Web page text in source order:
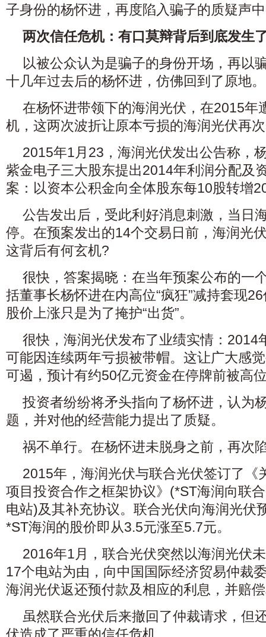
子身份的杨怀进，再度陷入骗子的质疑声
两次信任危机：有口莫辩背后到底发生
以被公众认为是骗子的身份开场，再以
十几年过去后的杨怀进，仿佛回到了原地。
在杨怀进带领下的海润光伏，在2015年
机，这两次波折让原本亏损的海润光伏再
2015年1月23，海润光伏发出公告称，
紫金电子三大股东提出2014年利润分配及
案：以资本公积金向全体股东每10股转增
公告发出后，受此利好消息刺激，当日
停。在预案发出的14个交易日前，海润光
这背后有何玄机?
很快，答案揭晓：在当年预案公布的一
括董事长杨怀进在内高位“疯狂”减持套现
股价上涨只是为了掩护“出货”。
很快，海润光伏发布了业绩实情：2014
可能因连续两年亏损被带帽。这让广大感
可遏，预计有约50亿元资金在停牌前被高
投资者纷纷将矛头指向了杨怀进，认为
题，并对他的经营能力提出了质疑。
祸不单行。在杨怀进未脱身之前，再次
2015年，海润光伏与联合光伏签订了《
项目投资合作之框架协议》(*ST海润向联
电站)及其补充协议。联合光伏向海润光伏
*ST海润的股价即从3.5元涨至5.7元。
2016年1月，联合光伏突然以海润光伏
17个电站为由，向中国国际经济贸易仲裁
海润光伏返还预付款及相应的利息，并赔
虽然联合光伏后来撤回了仲裁请求，但